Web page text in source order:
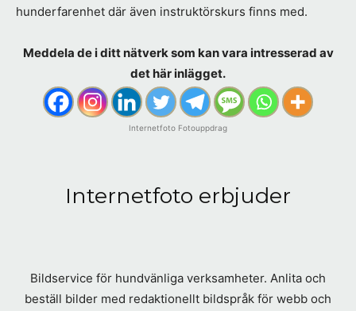
hunderfarenhet där även instruktörskurs finns med.
Meddela de i ditt nätverk som kan vara intresserad av
det här inlägget.
Internetfoto Fotouppdrag
Internetfoto erbjuder
Bildservice för hundvänliga verksamheter. Anlita och
beställ bilder med redaktionellt bildspråk för webb och